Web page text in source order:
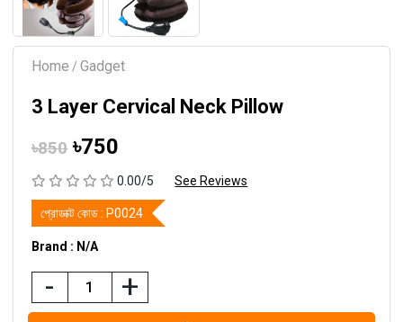
Home / Gadget
3 Layer Cervical Neck Pillow
৳850৳750
0.00/5 See Reviews
প্রোডাক্ট কোড : P0024
Brand : N/A
- +